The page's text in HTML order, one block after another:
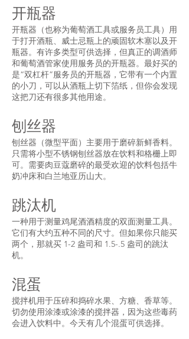
开瓶器
开瓶器（也称为葡萄酒工具或服务员工具）用
于打开酒瓶、威士忌瓶上的顽固软木塞以及开
瓶器。有许多类型可供选择，但真正的调酒师
和葡萄酒管家使用服务员的开瓶器。最好买的
是“双杠杆”服务员的开瓶器，它带有一个内置
的小刀，可以从酒瓶上切下箔纸，但你会发现
这把刀还有很多其他用途。
刨丝器
刨丝器（微型平面）主要用于磨碎新鲜香料。
只需将小型不锈钢刨丝器放在饮料和格栅上即
可。需要肉豆蔻磨碎的最受欢迎的饮料包括牛
奶冲床和白兰地亚历山大。
跳汰机
一种用于测量鸡尾酒酒精度的双面测量工具。
它们有大约五种不同的尺寸。但如果你只能买
两个，那就买 1-2 盎司和 1.5-.5 盎司的跳汰
机。
混蛋
搅拌机用于压碎和捣碎水果、方糖、香草等。
切勿使用涂漆或涂漆的搅拌器，因为这些毒药
会进入饮料中。今天有几个混蛋可供选择。